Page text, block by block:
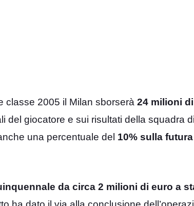
classe 2005 il Milan sborserà 24 milioni
del giocatore e sui risultati della squadra
una percentuale del 10% sulla
da circa 2 milioni di euro a